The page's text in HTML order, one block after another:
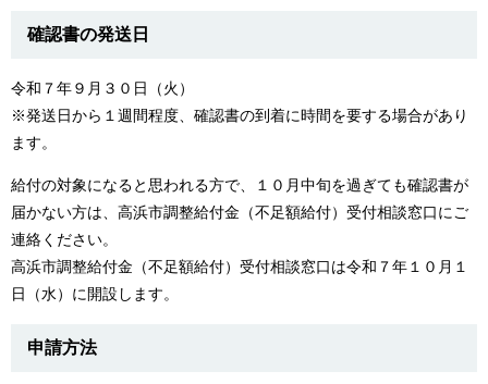
確認書の発送日
令和７年９月３０日（火）
​※発送日から１週間程度、確認書の到着に時間を要する場合があり
ます。
給付の対象になると思われる方で、１０月中旬を過ぎても確認書が
届かない方は、高浜市調整給付金（不足額給付）受付相談窓口にご
連絡ください。
高浜市調整給付金（不足額給付）受付相談窓口は令和７年１０月１
日（水）に開設します。
申請方法